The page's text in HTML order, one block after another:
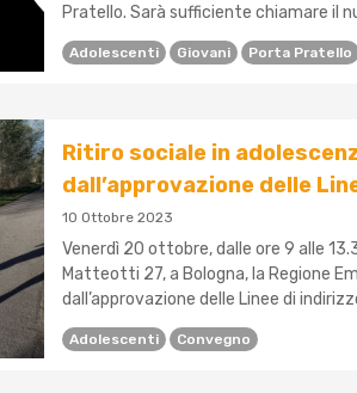
Pratello. Sarà sufficiente chiamare il
Adolescenti Giovani Porta Pratello
Ritiro sociale in
dall’approvazione delle
10 Ottobre 2023
Venerdì 20 ottobre, dalle ore 9 alle
Matteotti 27, a Bologna, la Regione
dall’approvazione delle Linee di
Adolescenti Convegno